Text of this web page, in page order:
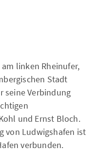
linken Rheinufer,
Stadt
seine Verbindung
und Ernst Bloch.
von Ludwigshafen ist
verbunden.